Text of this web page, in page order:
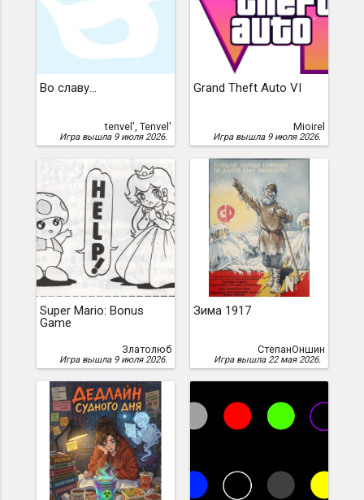
Во славу...
tenvel', Tenvel'
Игра вышла 9 июля 2026.
Grand Theft Auto VI
Mioirel
Игра вышла 9 июля 2026.
Super Mario: Bonus
Game
Златолюб
Игра вышла 9 июля 2026.
Зима 1917
СтепанОншин
Игра вышла 22 мая 2026.